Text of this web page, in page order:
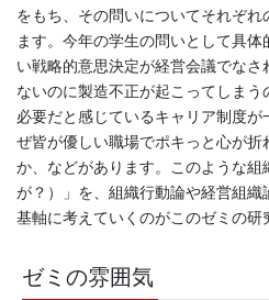
をもち、その問いについてそれぞ
ます。今年の学生の問いとして具
い戦略的意思決定が経営会議でな
ないのに製造不正が起こってしま
必要だと感じているキャリア制度
ぜ皆が優しい職場でポキっと心が
か、などがあります。このような
が？）」を、組織行動論や経営組
基軸に考えていくのがこのゼミの研
ゼミの雰囲気